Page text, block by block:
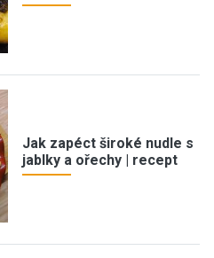
Jak zapéct široké nudle s
jablky a ořechy | recept